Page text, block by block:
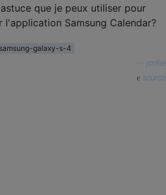
que je peux utiliser pour
l'application Samsung Calendar?
samsung-galaxy-s-4
jcollie
source